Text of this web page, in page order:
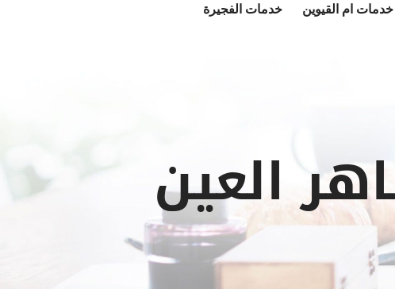
خدمات ام القيوين خدمات الفجيرة
العين